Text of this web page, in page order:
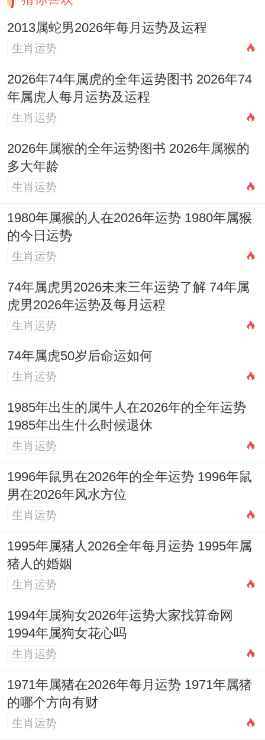
其抗压技能 ，健康注意饮食卫生。
四月（癸巳月）
伏吟月令，比肩夺财，此月易感烦躁，竞争
加剧，可能因同学比较而产生失落感，开销
可能增多，需多关注其情绪变化，引导其专
注于自我成长，减少无谓攀比。
五月（甲午月）
欲强，容易有标新立异之言动，需防言辞过
直得罪人或运动过量造成受伤，可安排夏令
六月（乙未月）
印星化劫，燥土晦火，前月的躁动逐渐平
复，能更沉静地学习，利于复习巩固，但未
土为燥土，脾胃仍需保养，家庭可营造安宁
氛围，助其收心。
七月（丙申月）
搬迁、换班可能，人际关系活跃，但也易有
钱财、物品上的往来纠纷，出行务必注意安
八月（丁酉月）
偏财坐禄，巳酉半合，财运小吉，可能获得
意外奖励或礼物，人缘佳，合作运强，利于
团队活动或比赛，思维清晰，利于逻辑性强
的学科学习。
九月（戊戌月）
食神旺极，火土燥烈，此月贪玩之心重，对
2013属蛇男2026年每月运势及运程
生肖运势
2026年74年属虎的全年运势图书 2026年74
年属虎人每月运势及运程
生肖运势
2026年属猴的全年运势图书 2026年属猴的
多大年龄
生肖运势
1980年属猴的人在2026年运势 1980年属猴
的今日运势
生肖运势
74年属虎男2026未来三年运势了解 74年属
虎男2026年运势及每月运程
生肖运势
74年属虎50岁后命运如何
生肖运势
1985年出生的属牛人在2026年的全年运势
1985年出生什么时候退休
生肖运势
1996年鼠男在2026年的全年运势 1996年鼠
男在2026年风水方位
生肖运势
1995年属猪人2026全年每月运势 1995年属
猪人的婚姻
生肖运势
1994年属狗女2026年运势大家找算命网
1994年属狗女花心吗
生肖运势
1971年属猪在2026年每月运势 1971年属猪
的哪个方向有财
生肖运势